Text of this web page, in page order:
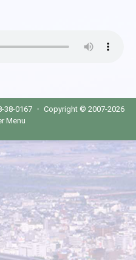
38-0167 ・ Copyright © 2007-2026
Menu